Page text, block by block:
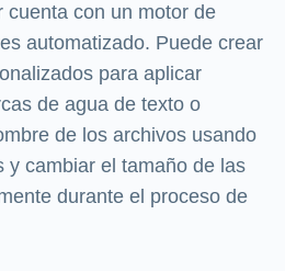
cuenta con un motor de
automatizado. Puede crear
para aplicar
de agua de texto o
de los archivos usando
y cambiar el tamaño de las
durante el proceso de